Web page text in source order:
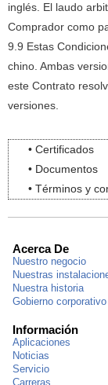
inglés. El laudo
Comprador como
9.9 Estas
chino. Ambas
este Contrato
versiones.
• Certificados
• Documentos
• Términos y
Acerca De
Nuestro negocio
Nuestras
Nuestra historia
Gobierno corporativo
Información
Aplicaciones
Noticias
Servicio
Carreras